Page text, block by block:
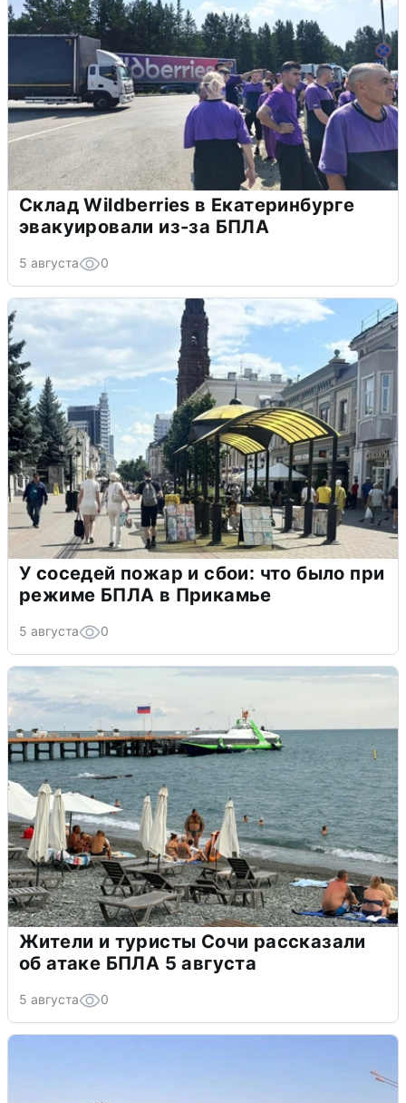
Склад Wildberries в Екатеринбурге
эвакуировали из-за БПЛА
5 августа 0
У соседей пожар и сбои: что было при
режиме БПЛА в Прикамье
5 августа 0
Жители и туристы Сочи рассказали
об атаке БПЛА 5 августа
5 августа 0